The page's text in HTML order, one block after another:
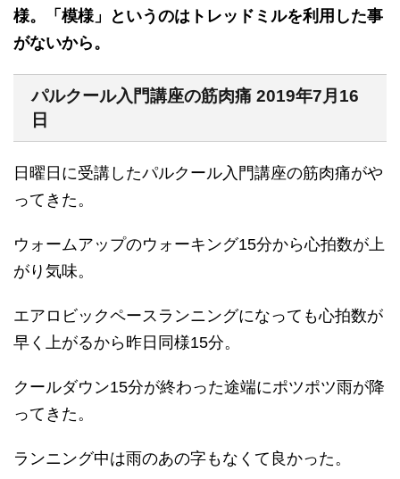
様。「模様」というのはトレッドミルを利用した事
がないから。
パルクール入門講座の筋肉痛 2019年7月16
日
日曜日に受講したパルクール入門講座の筋肉痛がや
ってきた。
ウォームアップのウォーキング15分から心拍数が上
がり気味。
エアロビックペースランニングになっても心拍数が
早く上がるから昨日同様15分。
クールダウン15分が終わった途端にポツポツ雨が降
ってきた。
ランニング中は雨のあの字もなくて良かった。